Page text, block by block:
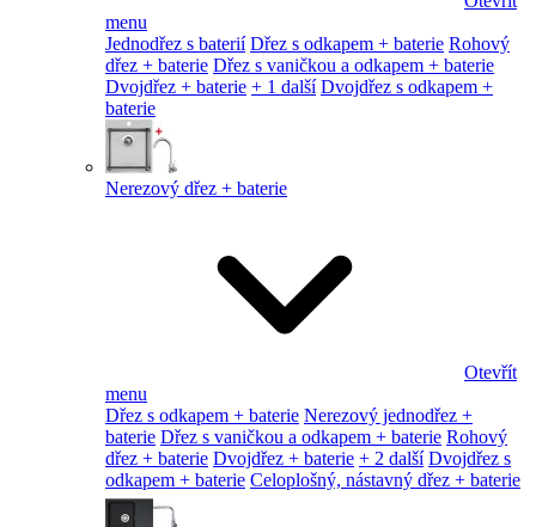
menu
Jednodřez s baterií Dřez s odkapem + baterie Rohový
dřez + baterie Dřez s vaničkou a odkapem + baterie
Dvojdřez + baterie + 1 další Dvojdřez s odkapem +
baterie
Nerezový dřez + baterie
Otevřít
menu
Dřez s odkapem + baterie Nerezový jednodřez +
baterie Dřez s vaničkou a odkapem + baterie Rohový
dřez + baterie Dvojdřez + baterie + 2 další Dvojdřez s
odkapem + baterie Celoplošný, nástavný dřez + baterie